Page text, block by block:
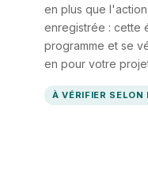
en plus que
enregistrée : cette
programme et se
en pour votre
À VÉRIFIER SELON